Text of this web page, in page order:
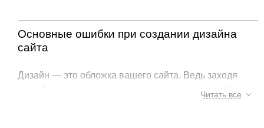
Основные ошибки при создании дизайна
сайта
Дизайн — это обложка вашего сайта. Ведь заходя
на сайт первое, что видит пользователь — дизайн.
Читать все